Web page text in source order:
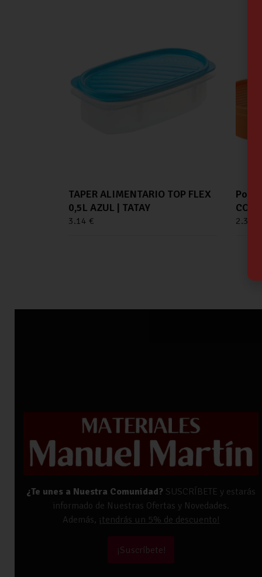
TAPER ALIMENTARIO TOP FLEX
0,5L AZUL | TATAY
3.14 €
COLOR
2.38
¿Te unes a Nuestra Comunidad? SUSCRÍBETE y estarás
informado de Nuestras Ofertas y Novedades.
Además, ¡tendrás un 5% de descuento!
¡Suscríbete!